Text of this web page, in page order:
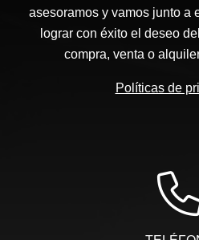
asesoramos y vamos junto a
lograr con éxito el deseo
compra, venta o
Políticas de